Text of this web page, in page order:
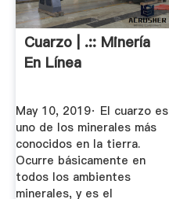
Cuarzo | .:: Minería
En Línea
May 10, 2019· El cuarzo es
uno de los minerales más
conocidos en la tierra.
Ocurre básicamente en
todos los ambientes
minerales, y es el